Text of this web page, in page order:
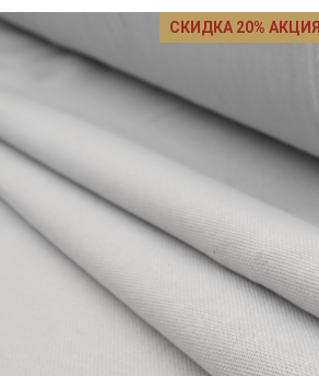
СКИДКА 20% АКЦИЯ